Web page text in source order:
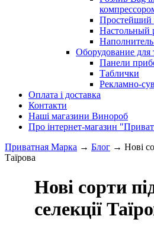
Простейший
Настольный
Оборудование для
Панели
Таблички
Рекламно-
Оплата і доставка
Контакти
Наші магазини Винороб
Про інтернет-магазин
Приватная Марка → Блог → Нові
Таїрова
Нові сорти
селекції